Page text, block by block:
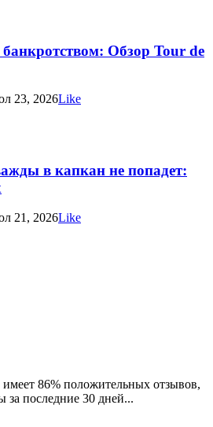
Обзор Tour de
23, 2026Like
в капкан не попадет:
21, 2026Like
86% положительных отзывов,
за последние 30 дней...